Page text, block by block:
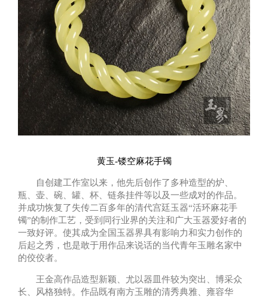
黄玉-镂空麻花手镯
自创建工作室以来，他先后创作了多种造型的炉、
瓶、壶、碗、罐、杯、链条挂件等以及一些成对的作品。
并成功恢复了失传二百多年的清代宫廷玉器“活环麻花手
镯”的制作工艺，受到同行业界的关注和广大玉器爱好者的
一致好评。使其成为全国玉器界具有影响力和实力创作的
后起之秀，也是敢于用作品来说话的当代青年玉雕名家中
的佼佼者。
王金高作品造型新颖、尤以器皿件较为突出、博采众
长、风格独特。作品既有南方玉雕的清秀典雅、雍容华